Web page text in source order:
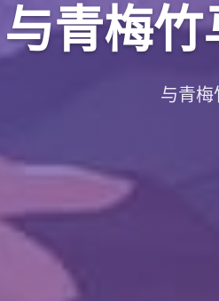
与青梅
与青